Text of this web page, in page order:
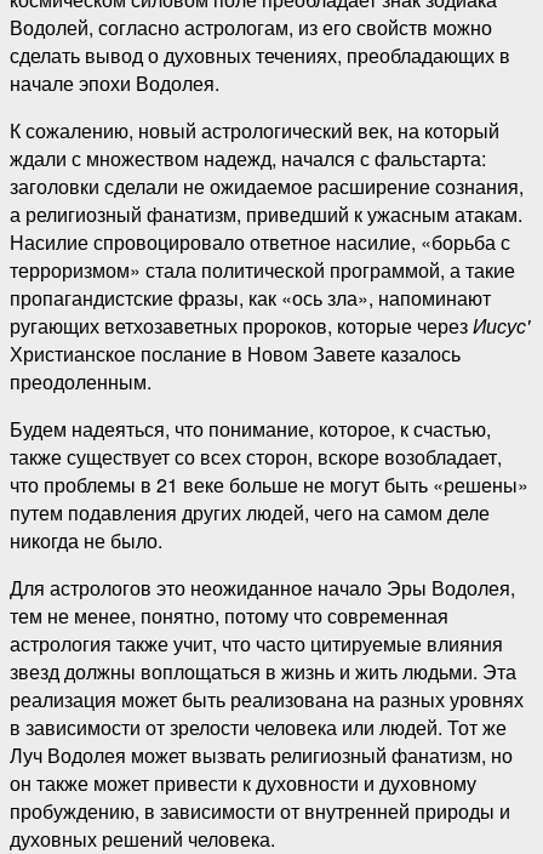
Водолей, согласно астрологам, из его свойств можно
сделать вывод о духовных течениях, преобладающих в
начале эпохи Водолея.
К сожалению, новый астрологический век, на который
ждали с множеством надежд, начался с фальстарта:
заголовки сделали не ожидаемое расширение сознания,
а религиозный фанатизм, приведший к ужасным атакам.
Насилие спровоцировало ответное насилие, «борьба с
терроризмом» стала политической программой, а такие
пропагандистские фразы, как «ось зла», напоминают
ругающих ветхозаветных пророков, которые черезИисус'
Христианское послание в Новом Завете казалось
преодоленным.
Будем надеяться, что понимание, которое, к счастью,
также существует со всех сторон, вскоре возобладает,
что проблемы в 21 веке больше не могут быть «решены»
путем подавления других людей, чего на самом деле
никогда не было.
Для астрологов это неожиданное начало Эры Водолея,
тем не менее, понятно, потому что современная
астрология также учит, что часто цитируемые влияния
звезд должны воплощаться в жизнь и жить людьми. Эта
реализация может быть реализована на разных уровнях
в зависимости от зрелости человека или людей. Тот же
Луч Водолея может вызвать религиозный фанатизм, но
он также может привести к духовности и духовному
пробуждению, в зависимости от внутренней природы и
духовных решений человека.